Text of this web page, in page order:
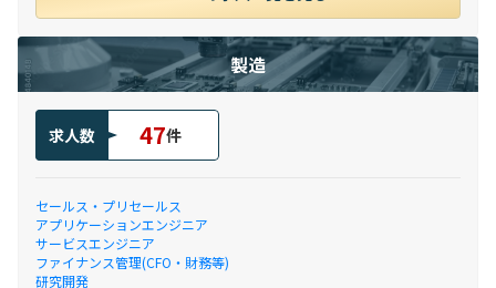
製造
求人数 47件
セールス・プリセールス
アプリケーションエンジニア
サービスエンジニア
ファイナンス管理(CFO・財務等)
研究開発